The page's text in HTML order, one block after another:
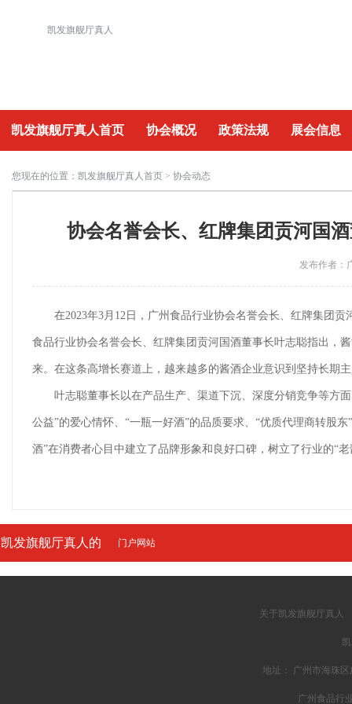
凯发旗舰厅真人
凯发旗舰厅真人首页 协会概况 政策法规 展会信息
重要活动
您现在的位置： 凯发旗舰厅真人首页 > 协会动态
协会名誉会长、红牌集团贡河国
发布作者
在2023年3月12日，广州食品行业协会名誉会长、红牌集团
食品行业协会名誉会长、红牌集团贡河国酒董事长叶志聪指出，
来。在这条高增长赛道上，越来越多的酱酒企业意识到坚持长期
叶志聪董事长以在产品生产、渠道下沉、深度分销竞争等方
公益”的爱心情怀、“一瓶一好酒”的品质要求、“优质代理商转股
酒”在消费者心目中建立了品牌形象和良好口碑，树立了行业的“
凯发旗舰厅真人的
友情链接
门户网站
关于凯发旗舰厅真人
地址： 广州市海珠
广州食品行